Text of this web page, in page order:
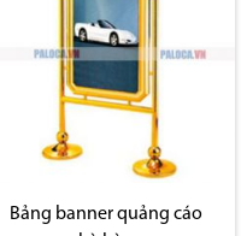
Bảng banner quảng cáo